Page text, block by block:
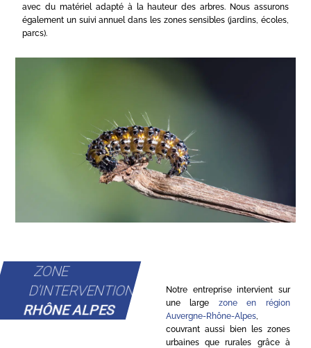
avec du matériel adapté à la hauteur des arbres. Nous assurons
également un suivi annuel dans les zones sensibles (jardins, écoles,
parcs).
ZONE
D'INTERVENTION
RHÔNE ALPES
Notre entreprise intervient sur
une large zone en région
Auvergne-Rhône-Alpes,
couvrant aussi bien les zones
urbaines que rurales grâce à